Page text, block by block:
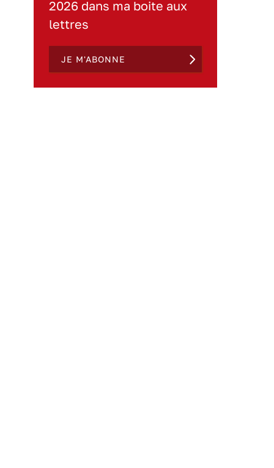
2026 dans ma boite aux
lettres
JE M'ABONNE